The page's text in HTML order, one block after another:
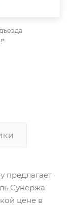
предлагает
Сунержа
цене в